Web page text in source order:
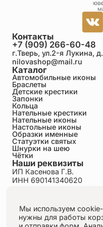
Каталог
Автомобильные иконы
Браслеты
Детские крестики
Запонки
Кольца
Нательные крестики
Нательные иконы
Настольные иконы
Образки именные
Статуэтки святых
Шнурки на шею
Чётки
Контакты
+7 (909) 266-60-48
г.Тверь, ул.2-я Лукина,
nilovashop@mail.ru
Наши реквизиты
ИП Касенова Г.В.
ИНН 690141340620
Пользовательское
Публичная оферта
Согласие на обработку
Мы используем
нужны для работы